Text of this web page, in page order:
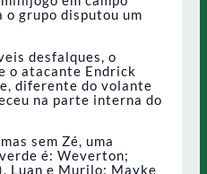
o grupo disputou um
desfalques, o
o atacante Endrick
diferente do volante
na parte interna do
sem Zé, uma
é: Weverton;
Luan e Murilo; Mayke